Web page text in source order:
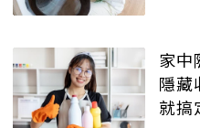
家中
隱藏
就搞